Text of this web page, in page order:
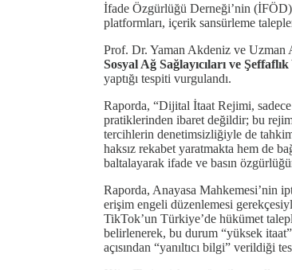
İfade Özgürlüğü Derneği’nin (İFÖD)
platformları, içerik sansürleme
Prof. Dr. Yaman Akdeniz ve Uzman
Sosyal Ağ Sağlayıcıları ve Şeffaflık
yaptığı tespiti vurgulandı.
Raporda, “Dijital İtaat Rejimi,
pratiklerinden ibaret değildir; bu
tercihlerin denetimsizliğiyle de
haksız rekabet yaratmakta hem de
baltalayarak ifade ve basın
Raporda, Anayasa Mahkemesi’nin
erişim engeli düzenlemesi
TikTok’un Türkiye’de hükümet
belirlenerek, bu durum “yüksek
açısından “yanıltıcı bilgi” verildiği